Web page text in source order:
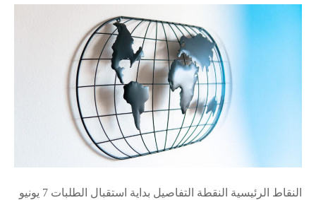
النقاط الرئيسية النقطة التفاصيل بداية استقبال الطلبات 7 يونيو